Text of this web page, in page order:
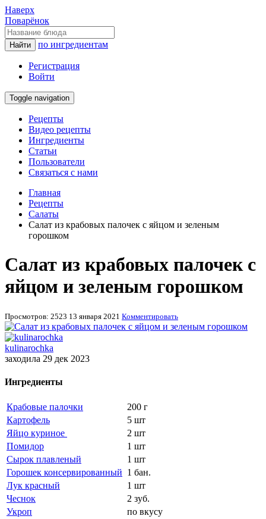
Наверх
Поварёнок
Найти по ингредиентам
Регистрация
Войти
Toggle navigation
Рецепты
Видео рецепты
Ингредиенты
Статьи
Пользователи
Связаться с нами
Главная
Рецепты
Салаты
Салат из крабовых палочек с яйцом и зеленым
горошком
Салат из крабовых палочек с
яйцом и зеленым горошком
Просмотров: 2523 13 января 2021 Комментировать
kulinarochka
заходила 29 дек 2023
Ингредиенты
Крабовые палочки
200 г
Картофель
5 шт
Яйцо куриное
2 шт
Помидор
1 шт
Сырок плавленый
1 шт
Горошек консервированный 1 бан.
Лук красный
1 шт
Чеснок
2 зуб.
Укроп
по вкусу